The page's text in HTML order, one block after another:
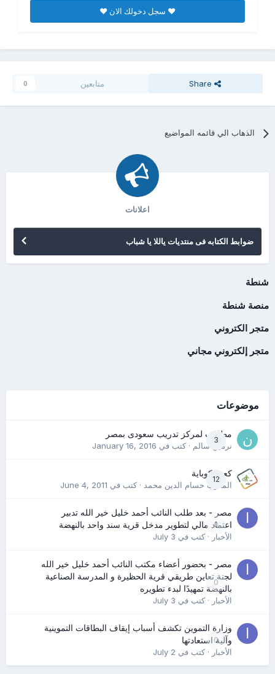
♥ سجل دخولك الان ♥
Share متابعين 0
الذهاب الي قائمه المواضيع
اعلانات
ضوابط الكتابه فى منتديات ياللا يا شباب
شنطة
منصة شنطة
متجر الكتروني
متجر إلكتروني مجاني
موضوعات
3
مطلوب لمركز تدريب سعودى بمصر
نرمين سالم· كتب في January 16, 2016
12
كعب كوباية
المدرب حسام الدين محمد· كتب في June 4, 2011
0
مصر - بعد طلب النائب أحمد خليل خير الله تدبير
اعتماد مالي لتطوير مدخل قرية سند واحد بالنهضة
الأخبار· كتب في July 3
0
مصر - بحضور أعضاء مكتب النائب أحمد خليل خير الله
لجنة تعاين طريقي قرية الحظيرة و المدرسة الصناعية
بالنهضة تمهيدًا لبدء تطويره
الأخبار· كتب في July 3
0
وزارة التموين تكشف أسباب إيقاف البطاقات التموينية
وآلية استعادتها
الأخبار· كتب في July 2